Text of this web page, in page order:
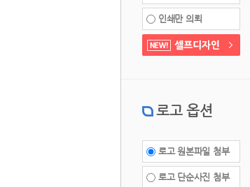
인쇄만 의뢰
로고 옵션
로고 원본파일 첨부
로고 단순사진 첨부